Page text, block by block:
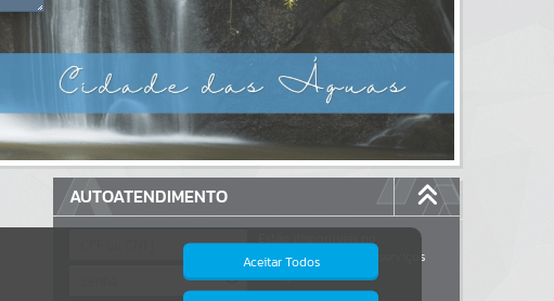
AUTOATENDIMENTO
Estão disponíveis no
autoatendimento
serviços
dos quais...
Aceitar Todos